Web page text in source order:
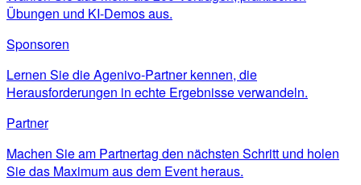
Übungen und KI-Demos aus.
Sponsoren
Lernen Sie die Agenivo-Partner kennen, die
Herausforderungen in echte Ergebnisse verwandeln.
Partner
Machen Sie am Partnertag den nächsten Schritt und holen
Sie das Maximum aus dem Event heraus.